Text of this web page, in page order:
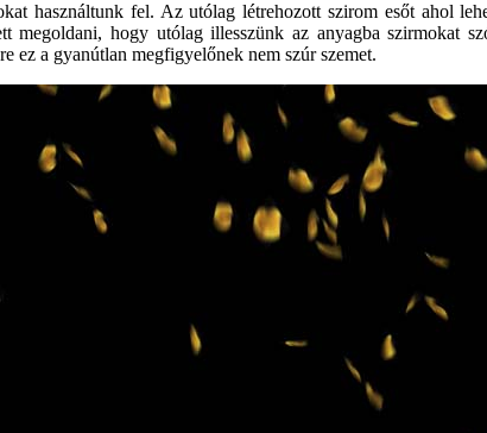
használtunk fel. Az utólag létrehozott szirom esőt ahol
megoldani, hogy utólag illesszünk az anyagba szirmokat
ez a gyanútlan megfigyelőnek nem szúr szemet.